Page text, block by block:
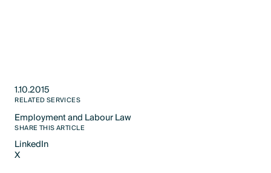
1.10.2015
RELATED SERVICES
Employment and Labour Law​
Text Link
SHARE THIS ARTICLE
LinkedIn
LinkedIn
X